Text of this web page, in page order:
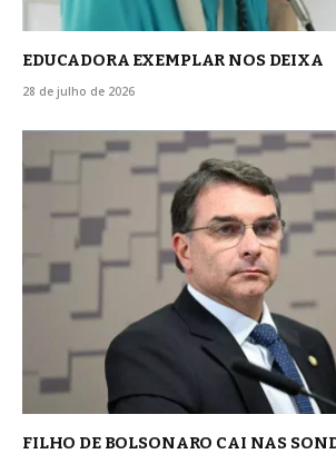
EDUCADORA EXEMPLAR NOS DEIXA
28 de julho de 2026
FILHO DE BOLSONARO CAI NAS